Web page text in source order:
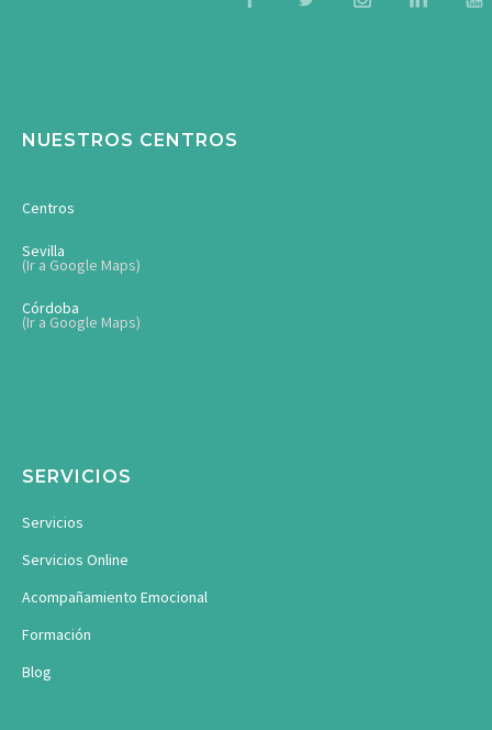
NUESTROS CENTROS
Centros
Sevilla
(Ir a Google Maps)
Córdoba
(Ir a Google Maps)
SERVICIOS
Servicios
Servicios Online
Acompañamiento Emocional
Formación
Blog